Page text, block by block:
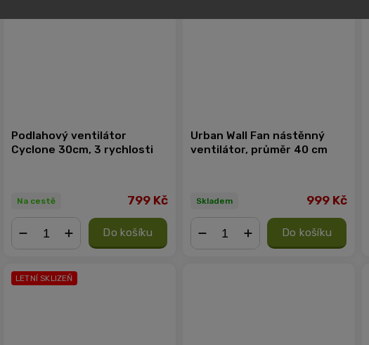
Podlahový ventilátor
Cyclone 30cm, 3 rychlosti
Na cestě 799 Kč
Do košíku
Urban Wall Fan nástěnný
ventilátor, průměr 40 cm
Skladem 999 Kč
Do košíku
LETNÍ SKLIZEŇ